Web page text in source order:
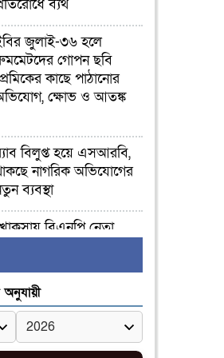
ব্যর্থ
জুলাই-৩৬ হলে
গোপন ছবি
কাছে পাঠানোর
ক্ষোভ ও আতঙ্ক
বিলুপ্ত হয়ে এসআরবি,
নাগরিক অভিযোগের
ব্যবস্থা
বিএনপি নেতা
ছবিতে জুতা
‘জারজ
আমির হামজা